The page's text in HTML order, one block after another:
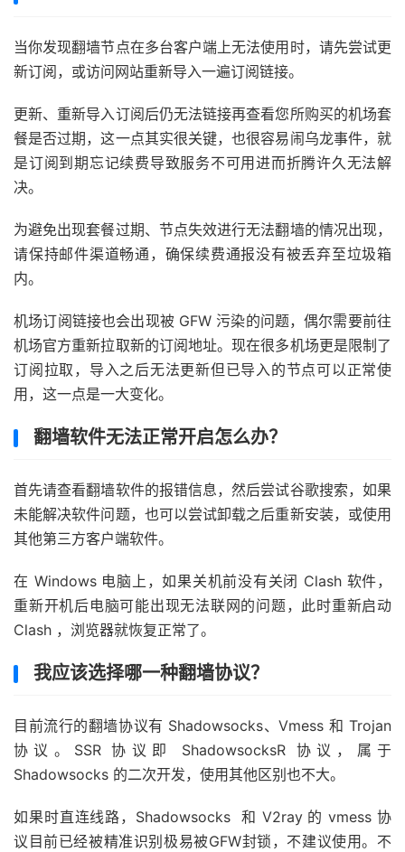
当你发现翻墙节点在多台客户端上无法使用时，请先尝试更
新订阅，或访问网站重新导入一遍订阅链接。
更新、重新导入订阅后仍无法链接再查看您所购买的机场套
餐是否过期，这一点其实很关键，也很容易闹乌龙事件，就
是订阅到期忘记续费导致服务不可用进而折腾许久无法解
决。
为避免出现套餐过期、节点失效进行无法翻墙的情况出现，
请保持邮件渠道畅通，确保续费通报没有被丢弃至垃圾箱
内。
机场订阅链接也会出现被 GFW 污染的问题，偶尔需要前往
机场官方重新拉取新的订阅地址。现在很多机场更是限制了
订阅拉取，导入之后无法更新但已导入的节点可以正常使
用，这一点是一大变化。
翻墙软件无法正常开启怎么办？
首先请查看翻墙软件的报错信息，然后尝试谷歌搜索，如果
未能解决软件问题，也可以尝试卸载之后重新安装，或使用
其他第三方客户端软件。
在 Windows 电脑上，如果关机前没有关闭 Clash 软件，
重新开机后电脑可能出现无法联网的问题，此时重新启动
Clash ，浏览器就恢复正常了。
我应该选择哪一种翻墙协议？
目前流行的翻墙协议有 Shadowsocks、Vmess 和 Trojan
协议。SSR 协议即 ShadowsocksR 协议，属于
Shadowsocks 的二次开发，使用其他区别也不大。
如果时直连线路，Shadowsocks 和 V2ray 的 vmess 协
议目前已经被精准识别极易被GFW封锁，不建议使用。不